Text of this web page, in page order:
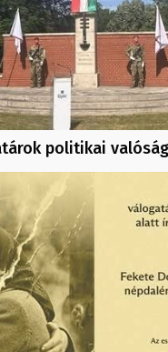
politikai